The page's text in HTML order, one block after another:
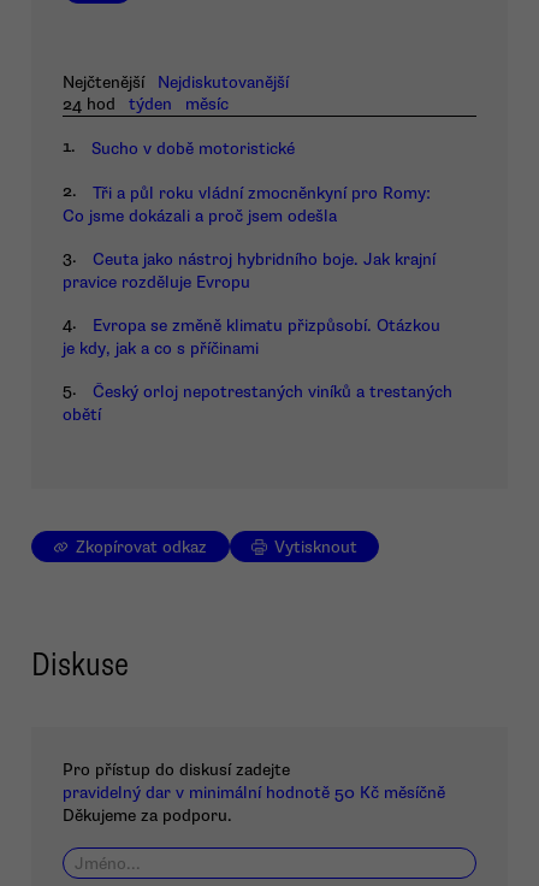
Nejčtenější
Nejdiskutovanější
24 hod
týden měsíc
1. Sucho v době motoristické
2.
Tři a půl roku vládní zmocněnkyní pro Romy:
Co jsme dokázali a proč jsem odešla
3.
Ceuta jako nástroj hybridního boje. Jak krajní
pravice rozděluje Evropu
4.
Evropa se změně klimatu přizpůsobí. Otázkou
je kdy, jak a co s příčinami
5.
Český orloj nepotrestaných viníků a trestaných
obětí
Zkopírovat odkaz Vytisknout
Diskuse
Pro přístup do diskusí zadejte
pravidelný dar v minimální hodnotě 50 Kč měsíčně
Děkujeme za podporu.